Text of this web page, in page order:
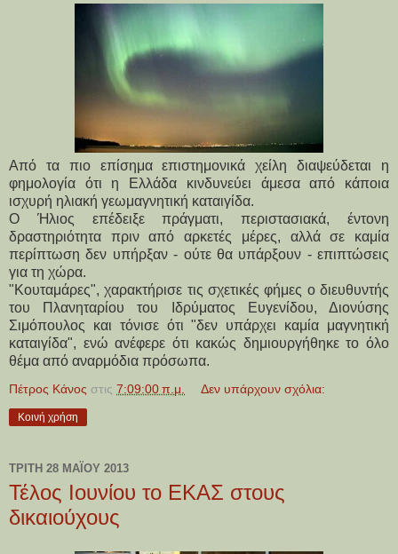
Από τα πιο επίσημα επιστημονικά χείλη διαψεύδεται η
φημολογία ότι η Ελλάδα κινδυνεύει άμεσα από κάποια
ισχυρή ηλιακή γεωμαγνητική καταιγίδα.
Ο Ήλιος επέδειξε πράγματι, περιστασιακά, έντονη
δραστηριότητα πριν από αρκετές μέρες, αλλά σε καμία
περίπτωση δεν υπήρξαν - ούτε θα υπάρξουν - επιπτώσεις
για τη χώρα.
"Κουταμάρες", χαρακτήρισε τις σχετικές φήμες ο διευθυντής
του Πλανηταρίου του Ιδρύματος Ευγενίδου, Διονύσης
Σιμόπουλος και τόνισε ότι "δεν υπάρχει καμία μαγνητική
καταιγίδα", ενώ ανέφερε ότι κακώς δημιουργήθηκε το όλο
θέμα από αναρμόδια πρόσωπα.
Πέτρος Κάνος στις 7:09:00 π.μ. Δεν υπάρχουν σχόλια:
Κοινή χρήση
ΤΡΊΤΗ 28 ΜΑΪ́ΟΥ 2013
Τέλος Ιουνίου το ΕΚΑΣ στους
δικαιούχους